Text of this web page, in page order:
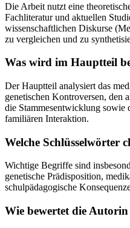
Die Arbeit nutzt eine
Fachliteratur und aktuellen
wissenschaftlichen Diskurse
zu vergleichen und zu
Was wird im Hauptteil
Der Hauptteil analysiert das
genetischen Kontroversen,
die Stammesentwicklung sowie
familiären Interaktion.
Welche Schlüsselwörter
Wichtige Begriffe sind
genetische Prädisposition,
schulpädagogische
Wie bewertet die